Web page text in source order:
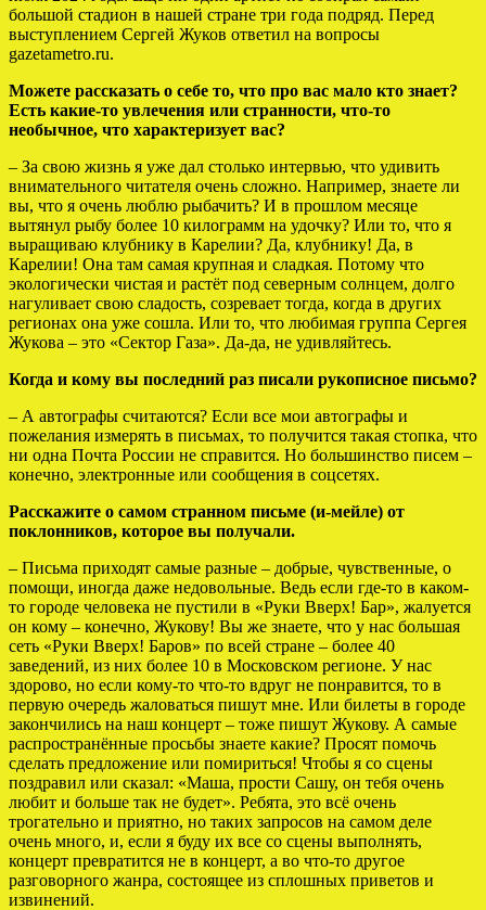
большой стадион в нашей стране три года подряд. Перед
выступлением Сергей Жуков ответил на вопросы
gazetametro.ru.
Можете рассказать о себе то, что про вас мало кто знает?
Есть какие-то увлечения или странности, что-то
необычное, что характеризует вас?
– За свою жизнь я уже дал столько интервью, что удивить
внимательного читателя очень сложно. Например, знаете ли
вы, что я очень люблю рыбачить? И в прошлом месяце
вытянул рыбу более 10 килограмм на удочку? Или то, что я
выращиваю клубнику в Карелии? Да, клубнику! Да, в
Карелии! Она там самая крупная и сладкая. Потому что
экологически чистая и растёт под северным солнцем, долго
нагуливает свою сладость, созревает тогда, когда в других
регионах она уже сошла. Или то, что любимая группа Сергея
Жукова – это «Сектор Газа». Да-да, не удивляйтесь.
Когда и кому вы последний раз писали рукописное письмо?
– А автографы считаются? Если все мои автографы и
пожелания измерять в письмах, то получится такая стопка, что
ни одна Почта России не справится. Но большинство писем –
конечно, электронные или сообщения в соцсетях.
Расскажите о самом странном письме (и-мейле) от
поклонников, которое вы получали.
– Письма приходят самые разные – добрые, чувственные, о
помощи, иногда даже недовольные. Ведь если где-то в каком-
то городе человека не пустили в «Руки Вверх! Бар», жалуется
он кому – конечно, Жукову! Вы же знаете, что у нас большая
сеть «Руки Вверх! Баров» по всей стране – более 40
заведений, из них более 10 в Московском регионе. У нас
здорово, но если кому-то что-то вдруг не понравится, то в
первую очередь жаловаться пишут мне. Или билеты в городе
закончились на наш концерт – тоже пишут Жукову. А самые
распространённые просьбы знаете какие? Просят помочь
сделать предложение или помириться! Чтобы я со сцены
поздравил или сказал: «Маша, прости Сашу, он тебя очень
любит и больше так не будет». Ребята, это всё очень
трогательно и приятно, но таких запросов на самом деле
очень много, и, если я буду их все со сцены выполнять,
концерт превратится не в концерт, а во что-то другое
разговорного жанра, состоящее из сплошных приветов и
извинений.